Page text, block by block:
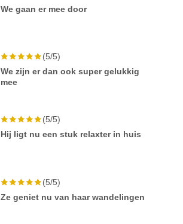
We gaan er mee door
(5/5)
We zijn er dan ook super gelukkig
mee
(5/5)
Hij ligt nu een stuk relaxter in huis
(5/5)
Ze geniet nu van haar wandelingen